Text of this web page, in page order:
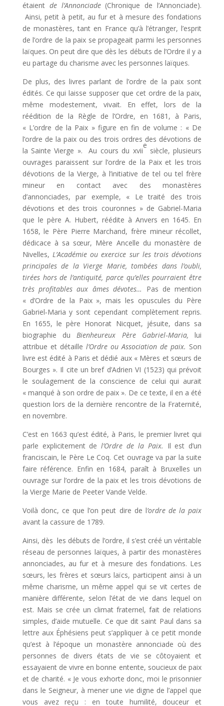
étaient de l’Annonciade(Chronique de l’Annonciade).
Ainsi, petit à petit, au fur et à mesure des fondations
de monastères, tant en France qu’à l’étranger, l’esprit
de l’ordre de la paix se propageait parmi les personnes
laïques. On peut dire que dès les débuts de l’Ordre il y a
eu partage du charisme avec les personnes laïques.
De plus, des livres parlant de l’ordre de la paix sont
édités. Ce qui laisse supposer que cet ordre de la paix,
même modestement, vivait. En effet, lors de la
réédition de la Règle de l’Ordre, en 1681, à Paris,
« L’ordre de la Paix » figure en fin de volume : « De
l’ordre de la paix ou des trois ordres des dévotions de
la Sainte Vierge ». Au cours du xvii
e
siècle, plusieurs
ouvrages paraissent sur l’ordre de la Paix et les trois
dévotions de la Vierge, à l’initiative de tel ou tel frère
mineur en contact avec des monastères
d’annonciades, par exemple, « Le traité des trois
dévotions et des trois couronnes » de Gabriel-Maria
que le père A. Hubert, réédite à Anvers en 1645. En
1658, le Père Pierre Marchand, frère mineur récollet,
dédicace à sa sœur, Mère Ancelle du monastère de
Nivelles, L’Académie ou exercice sur les trois dévotions
principales de la Vierge Marie, tombées dans l’oubli,
tirées hors de l’antiquité, parce qu’elles pourraient être
très profitables aux âmes dévotes… Pas de mention
« d’Ordre de la Paix », mais les opuscules du Père
Gabriel‑Maria y sont cependant complètement repris.
En 1655, le père Honorat Nicquet, jésuite, dans sa
biographie duBienheureux Père Gabriel‑Maria, lui
attribue et détaille l’Ordre ou Association de paix. Son
livre est édité à Paris et dédié aux « Mères et sœurs de
Bourges ». Il cite un bref d’Adrien VI (1523) qui prévoit
le soulagement de la conscience de celui qui aurait
« manqué à son ordre de paix ». De ce texte, il en a été
question lors de la dernière rencontre de la Fraternité,
en novembre.
C’est en 1663 qu’est édité, à Paris, le premier livret qui
parle explicitement del’Ordre de la Paix. Il est d’un
franciscain, le Père Le Coq. Cet ouvrage va par la suite
faire référence. Enfin en 1684, paraît à Bruxelles un
ouvrage sur l’ordre de la paix et les trois dévotions de
la Vierge Marie de Peeter Vande Velde.
Voilà donc, ce que l’on peut dire de l’ordre de la paix
avant la cassure de 1789.
Ainsi, dès les débuts de l’ordre, il s’est créé un véritable
réseau de personnes laïques, à partir des monastères
annonciades, au fur et à mesure des fondations. Les
sœurs, les frères et sœurs laïcs, participent ainsi à un
même charisme, un même appel qui se vit certes de
manière différente, selon l’état de vie dans lequel on
est. Mais se crée un climat fraternel, fait de relations
simples, d’aide mutuelle. Ce que dit saint Paul dans sa
lettre aux Éphésiens peut s’appliquer à ce petit monde
qu’est à l’époque un monastère annonciade où des
personnes de divers états de vie se côtoyaient et
essayaient de vivre en bonne entente, soucieux de paix
et de charité. « Je vous exhorte donc, moi le prisonnier
dans le Seigneur, à mener une vie digne de l’appel que
vous avez reçu : en toute humilité, douceur et